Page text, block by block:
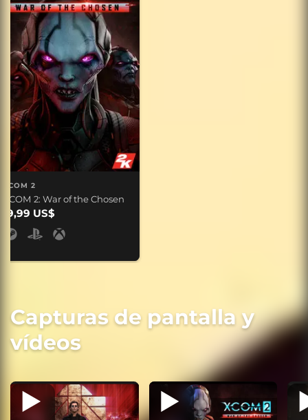
XCOM 2
XCOM 2: War of the Chosen
19,99 US$
Capturas de pantalla y
vídeos